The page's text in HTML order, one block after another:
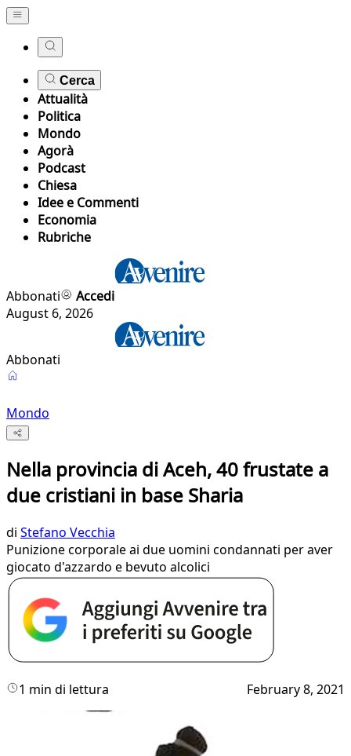
Cerca
Attualità
Politica
Mondo
Agorà
Podcast
Chiesa
Idee e Commenti
Economia
Rubriche
Abbonati
Accedi
August 6, 2026
Abbonati
Mondo
Nella provincia di Aceh, 40 frustate a
due cristiani in base Sharia
di Stefano Vecchia
Punizione corporale ai due uomini condannati per aver
giocato d'azzardo e bevuto alcolici
1 min di lettura February 8, 2021